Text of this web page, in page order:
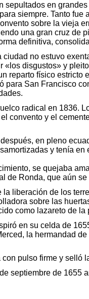
sepultados en
siempre. Tanto
sobre la vieja
una gran cruz de
definitiva,
no estuvo
«los disgustos» y
reparto físico
San Francisco
radical en 1836.
convento y el
en pleno
y tenía
se quejaba
de Ronda, que aún
liberación de los
sobre las
como lazareto de
en su celda de
la hermandad
pulso firme y selló
septiembre de 1655